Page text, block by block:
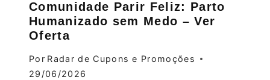
Comunidade Parir Feliz: Parto
Humanizado sem Medo – Ver
Oferta
Por Radar de Cupons e Promoções
29/06/2026